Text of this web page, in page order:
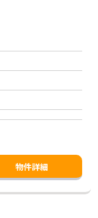
物件詳細